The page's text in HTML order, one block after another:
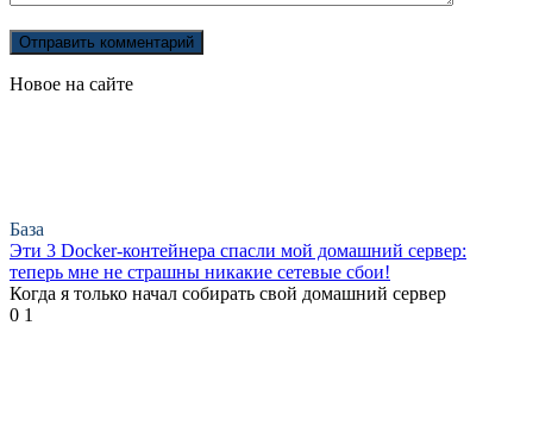
Новое на сайте
База
Эти 3 Docker-контейнера спасли мой домашний сервер:
теперь мне не страшны никакие сетевые сбои!
Когда я только начал собирать свой домашний сервер
0 1